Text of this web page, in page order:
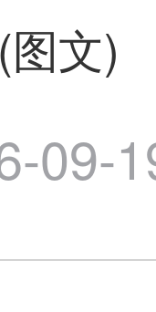
文)
09-